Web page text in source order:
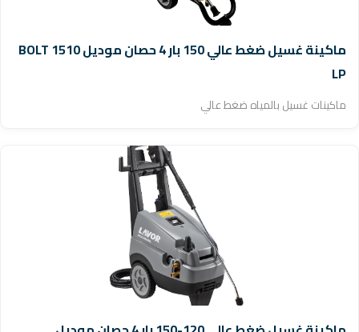
ماكينة غسيل ضغط عالي 150 بار 4 حصان موديل BOLT 1510
LP
ماكينات غسيل بالمياه ضغط عالي